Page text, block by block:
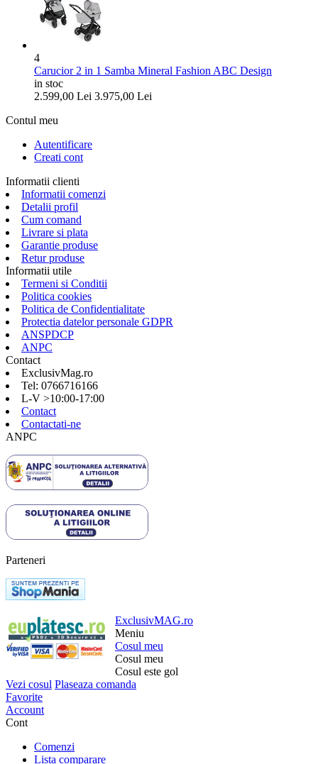
4
Carucior 2 in 1 Samba Mineral Fashion ABC Design
in stoc
2.599,00 Lei 3.975,00 Lei
Contul meu
Autentificare
Creati cont
Informatii clienti
Informatii comenzi
Detalii profil
Cum comand
Livrare si plata
Garantie produse
Retur produse
Informatii utile
Termeni si Conditii
Politica cookies
Politica de Confidentialitate
Protectia datelor personale GDPR
ANSPDCP
ANPC
Contact
ExclusivMag.ro
Tel: 0766716166
L-V >10:00-17:00
Contact
Contactati-ne
ANPC
Parteneri
ExclusivMAG.ro
Meniu
Cosul meu
Cosul meu
Cosul este gol
Vezi cosul Plaseaza comanda
Favorite
Account
Cont
Comenzi
Lista comparare